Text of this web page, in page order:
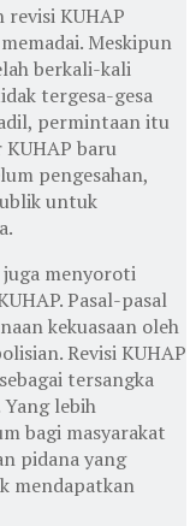
KUHAP
Meskipun
berkali-kali
tergesa-gesa
permintaan itu
baru
pengesahan,
untuk
menyoroti
Pasal-pasal
kekuasaan oleh
Revisi KUHAP
tersangka
lebih
bagi masyarakat
pidana yang
mendapatkan